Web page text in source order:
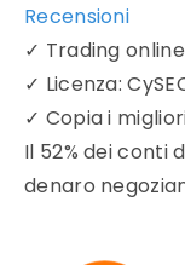
Recensioni
✓ Trading
✓ Licenza:
✓ Copia i
Il 52% dei conti
denaro